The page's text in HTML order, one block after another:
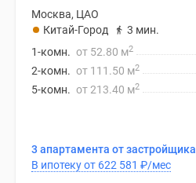
Москва, ЦАО
Китай-Город
3 мин.
1-комн. от 52.80 м2
2-комн. от 111.50 м2
5-комн. от 213.40 м2
3 апартамента от застройщика
В ипотеку от 622 581 ₽/мес